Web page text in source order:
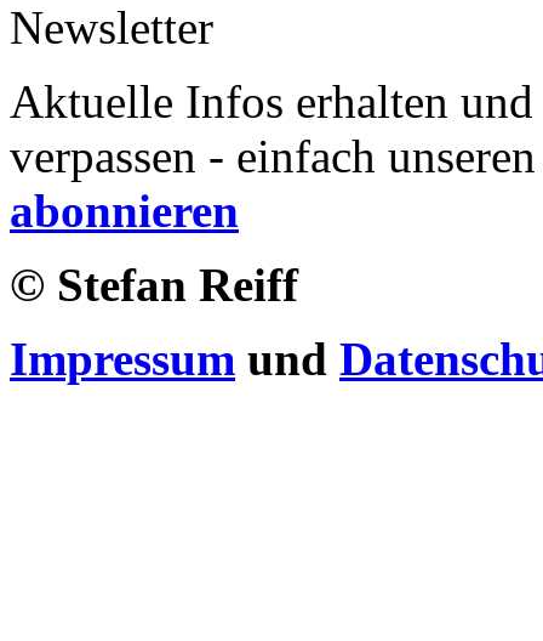
Newsletter
Aktuelle Infos erhalten
verpassen - einfach
abonnieren
© Stefan Reiff
Impressum und